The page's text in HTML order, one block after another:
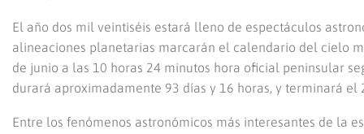
El año dos mil veintiséis estará lleno de espectáculos
alineaciones planetarias marcarán el calendario del cielo
de junio a las 10 horas 24 minutos hora oficial peninsular
durará aproximadamente 93 días y 16 horas, y terminará
Entre los fenómenos astronómicos más interesantes de la